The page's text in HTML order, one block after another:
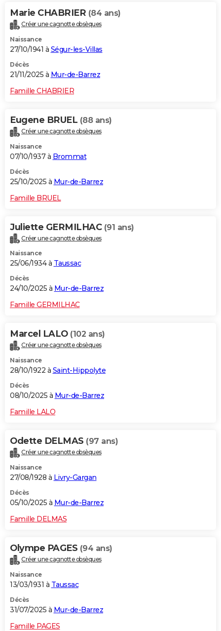
Marie CHABRIER (84 ans)
Créer une cagnotte obsèques
Naissance
27/10/1941 à Ségur-les-Villas
Décès
21/11/2025 à Mur-de-Barrez
Famille CHABRIER
Eugene BRUEL (88 ans)
Créer une cagnotte obsèques
Naissance
07/10/1937 à Brommat
Décès
25/10/2025 à Mur-de-Barrez
Famille BRUEL
Juliette GERMILHAC (91 ans)
Créer une cagnotte obsèques
Naissance
25/06/1934 à Taussac
Décès
24/10/2025 à Mur-de-Barrez
Famille GERMILHAC
Marcel LALO (102 ans)
Créer une cagnotte obsèques
Naissance
28/10/1922 à Saint-Hippolyte
Décès
08/10/2025 à Mur-de-Barrez
Famille LALO
Odette DELMAS (97 ans)
Créer une cagnotte obsèques
Naissance
27/08/1928 à Livry-Gargan
Décès
05/10/2025 à Mur-de-Barrez
Famille DELMAS
Olympe PAGES (94 ans)
Créer une cagnotte obsèques
Naissance
13/03/1931 à Taussac
Décès
31/07/2025 à Mur-de-Barrez
Famille PAGES